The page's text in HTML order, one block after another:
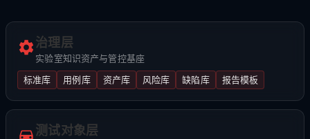
治理层
实验室知识资产与管控基座
标准库 用例库 资产库 风险库 缺陷库 报告模板
测试对象层